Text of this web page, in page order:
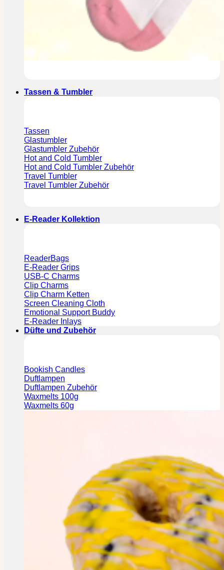
Tassen & Tumbler
Tassen
Glastumbler
Glastumbler Zubehör
Hot and Cold Tumbler
Hot and Cold Tumbler Zubehör
Travel Tumbler
Travel Tumbler Zubehör
E-Reader Kollektion
ReaderBags
E-Reader Grips
USB-C Charms
Clip Charms
Clip Charm Ketten
Screen Cleaning Cloth
Emotional Support Buddy
E-Reader Inlays
Düfte und Zubehör
Bookish Candles
Duftlampen
Duftlampen Zubehör
Waxmelts 100g
Waxmelts 60g